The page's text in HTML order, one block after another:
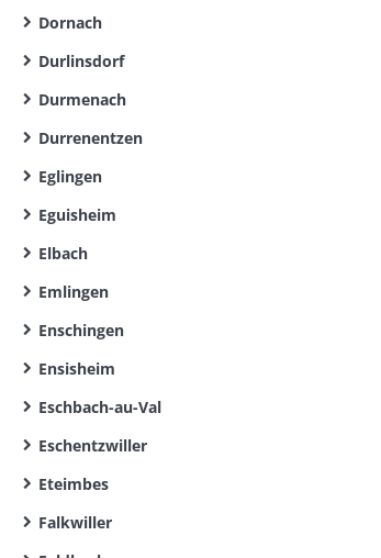
Dornach
Durlinsdorf
Durmenach
Durrenentzen
Eglingen
Eguisheim
Elbach
Emlingen
Enschingen
Ensisheim
Eschbach-au-Val
Eschentzwiller
Eteimbes
Falkwiller